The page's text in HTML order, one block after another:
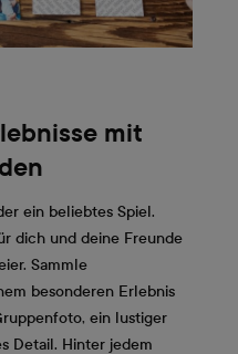
mit
ein beliebtes Spiel.
dich und deine Freunde
Sammle
besonderen Erlebnis
ein lustiger
Detail. Hinter jedem